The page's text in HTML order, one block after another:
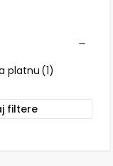
platnu (1)
filtere